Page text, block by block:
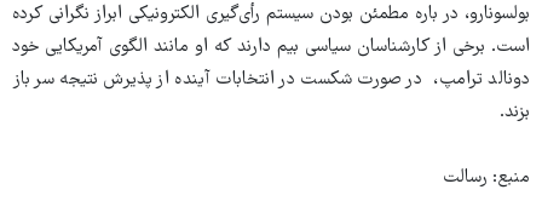
بولسونارو، در باره مطمئن بودن سیستم رأی‌گیری الکترونیکی ابراز نگرانی کرده
است. برخی از کارشناسان سیاسی بیم دارند که او مانند الگوی آمریکایی خود
دونالد ترامپ، ‌ در صورت شکست در انتخابات آینده از پذیرش نتیجه سر باز
بزند.
منبع: رسالت